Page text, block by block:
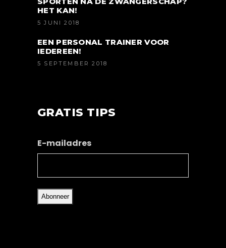
HET KAN!
5 JUNI 2018
EEN PERSONAL TRAINER VOOR
IEDEREEN!
5 SEPTEMBER 2018
GRATIS TIPS
E-mailadres